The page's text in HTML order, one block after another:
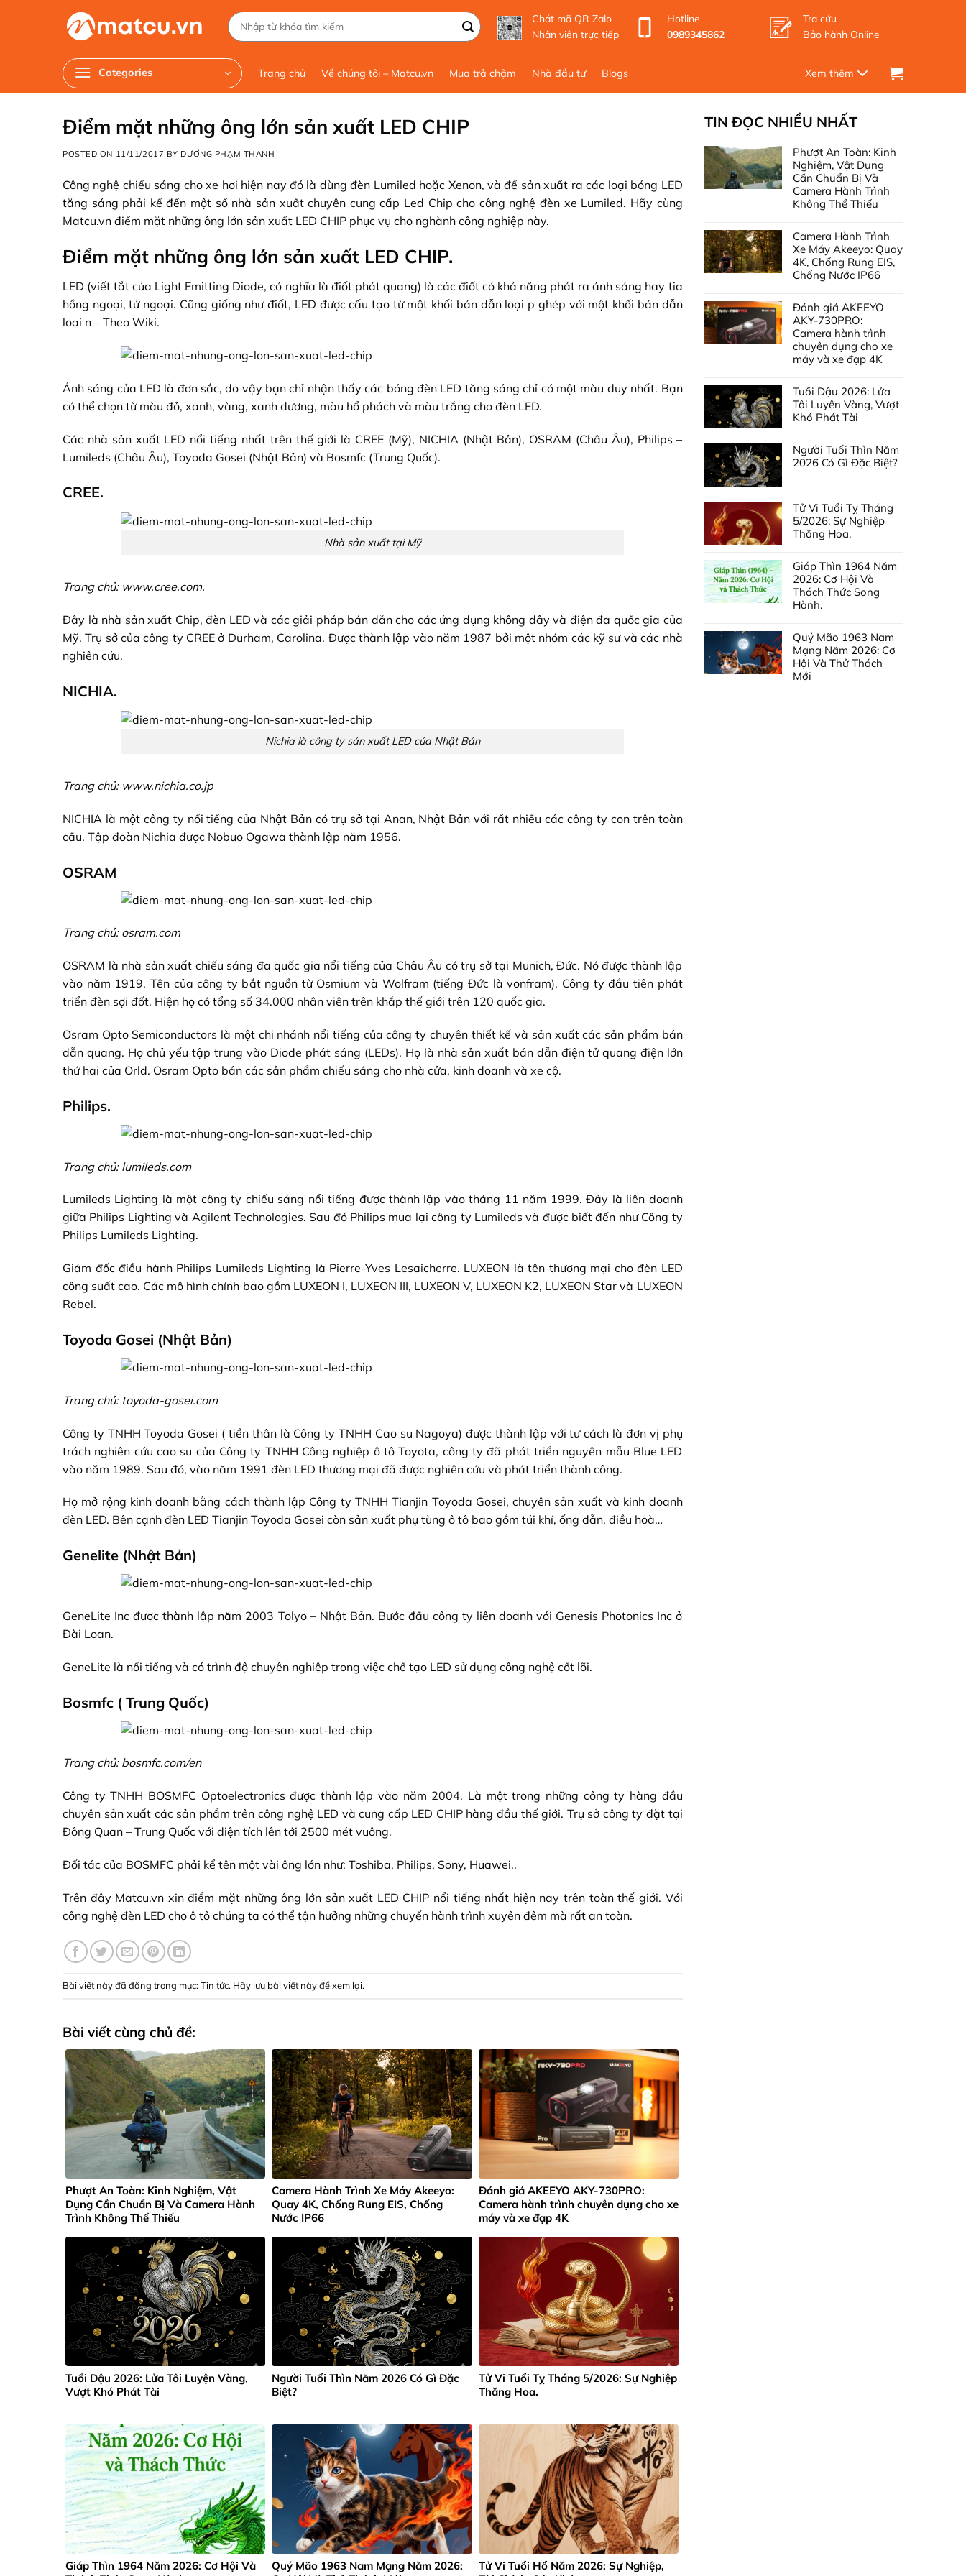
Tìm
kiếm:
Chát mã QR Zalo
Nhân viên trực tiếp
Hotline
0989345862
Tra cứu
Bảo hành Online
Categories Trang chủ Về chúng tôi – Matcu.vn Mua trả chậm Nhà đầu tư Blogs
Điểm mặt những ông lớn sản xuất LED CHIP
POSTED ON 11/11/2017 BY DƯƠNG PHẠM THANH
Công nghệ chiếu sáng cho xe hơi hiện nay đó là dùng đèn Lumiled hoặc Xenon, và để sản xuất ra các loại bóng LED
tăng sáng phải kể đến một số nhà sản xuất chuyên cung cấp Led Chip cho công nghệ đèn xe Lumiled. Hãy cùng
Matcu.vn điểm mặt những ông lớn sản xuất LED CHIP phục vụ cho nghành công nghiệp này.
Điểm mặt những ông lớn sản xuất LED CHIP.
LED (viết tắt của Light Emitting Diode, có nghĩa là điốt phát quang) là các điốt có khả năng phát ra ánh sáng hay tia
hồng ngoại, tử ngoại. Cũng giống như điốt, LED được cấu tạo từ một khối bán dẫn loại p ghép với một khối bán dẫn
loại n – Theo Wiki.
Ánh sáng của LED là đơn sắc, do vậy bạn chỉ nhận thấy các bóng đèn LED tăng sáng chỉ có một màu duy nhất. Bạn
có thể chọn từ màu đỏ, xanh, vàng, xanh dương, màu hổ phách và màu trắng cho đèn LED.
Các nhà sản xuất LED nổi tiếng nhất trên thế giới là CREE (Mỹ), NICHIA (Nhật Bản), OSRAM (Châu Âu), Philips –
Lumileds (Châu Âu), Toyoda Gosei (Nhật Bản) và Bosmfc (Trung Quốc).
CREE.
Nhà sản xuất tại Mỹ
Trang chủ: www.cree.com.
Đây là nhà sản xuất Chip, đèn LED và các giải pháp bán dẫn cho các ứng dụng không dây và điện đa quốc gia của
Mỹ. Trụ sở của công ty CREE ở Durham, Carolina. Được thành lập vào năm 1987 bởi một nhóm các kỹ sư và các nhà
nghiên cứu.
NICHIA.
Nichia là công ty sản xuất LED của Nhật Bản
Trang chủ: www.nichia.co.jp
NICHIA là một công ty nổi tiếng của Nhật Bản có trụ sở tại Anan, Nhật Bản với rất nhiều các công ty con trên toàn
cầu. Tập đoàn Nichia được Nobuo Ogawa thành lập năm 1956.
OSRAM
Trang chủ: osram.com
OSRAM là nhà sản xuất chiếu sáng đa quốc gia nổi tiếng của Châu Âu có trụ sở tại Munich, Đức. Nó được thành lập
vào năm 1919. Tên của công ty bắt nguồn từ Osmium và Wolfram (tiếng Đức là vonfram). Công ty đầu tiên phát
triển đèn sợi đốt. Hiện họ có tổng số 34.000 nhân viên trên khắp thế giới trên 120 quốc gia.
Osram Opto Semiconductors là một chi nhánh nổi tiếng của công ty chuyên thiết kế và sản xuất các sản phẩm bán
dẫn quang. Họ chủ yếu tập trung vào Diode phát sáng (LEDs). Họ là nhà sản xuất bán dẫn điện tử quang điện lớn
thứ hai của Orld. Osram Opto bán các sản phẩm chiếu sáng cho nhà cửa, kinh doanh và xe cộ.
Philips.
Trang chủ: lumileds.com
Lumileds Lighting là một công ty chiếu sáng nổi tiếng được thành lập vào tháng 11 năm 1999. Đây là liên doanh
giữa Philips Lighting và Agilent Technologies. Sau đó Philips mua lại công ty Lumileds và được biết đến như Công ty
Philips Lumileds Lighting.
Giám đốc điều hành Philips Lumileds Lighting là Pierre-Yves Lesaicherre. LUXEON là tên thương mại cho đèn LED
công suất cao. Các mô hình chính bao gồm LUXEON I, LUXEON III, LUXEON V, LUXEON K2, LUXEON Star và LUXEON
Rebel.
Toyoda Gosei (Nhật Bản)
Trang chủ: toyoda-gosei.com
Công ty TNHH Toyoda Gosei ( tiền thân là Công ty TNHH Cao su Nagoya) được thành lập với tư cách là đơn vị phụ
trách nghiên cứu cao su của Công ty TNHH Công nghiệp ô tô Toyota, công ty đã phát triển nguyên mẫu Blue LED
vào năm 1989. Sau đó, vào năm 1991 đèn LED thương mại đã được nghiên cứu và phát triển thành công.
Họ mở rộng kinh doanh bằng cách thành lập Công ty TNHH Tianjin Toyoda Gosei, chuyên sản xuất và kinh doanh
đèn LED. Bên cạnh đèn LED Tianjin Toyoda Gosei còn sản xuất phụ tùng ô tô bao gồm túi khí, ống dẫn, điều hoà…
Genelite (Nhật Bản)
GeneLite Inc được thành lập năm 2003 Tolyo – Nhật Bản. Bước đầu công ty liên doanh với Genesis Photonics Inc ở
Đài Loan.
GeneLite là nổi tiếng và có trình độ chuyên nghiệp trong việc chế tạo LED sử dụng công nghệ cốt lõi.
Bosmfc ( Trung Quốc)
Trang chủ: bosmfc.com/en
Công ty TNHH BOSMFC Optoelectronics được thành lập vào năm 2004. Là một trong những công ty hàng đầu
chuyên sản xuất các sản phẩm trên công nghệ LED và cung cấp LED CHIP hàng đầu thế giới. Trụ sở công ty đặt tại
Đông Quan – Trung Quốc với diện tích lên tới 2500 mét vuông.
Đối tác của BOSMFC phải kể tên một vài ông lớn như: Toshiba, Philips, Sony, Huawei..
Trên đây Matcu.vn xin điểm mặt những ông lớn sản xuất LED CHIP nổi tiếng nhất hiện nay trên toàn thế giới. Với
công nghệ đèn LED cho ô tô chúng ta có thể tận hưởng những chuyến hành trình xuyên đêm mà rất an toàn.
Bài viết này đã đăng trong mục:Tin tức. Hãy lưu bài viết này để xem lại.
Bài viết cùng chủ đề:
Phượt An Toàn: Kinh Nghiệm, Vật
Dụng Cần Chuẩn Bị Và Camera Hành
Trình Không Thể Thiếu
Camera Hành Trình Xe Máy Akeeyo:
Quay 4K, Chống Rung EIS, Chống
Nước IP66
Đánh giá AKEEYO AKY-730PRO:
Camera hành trình chuyên dụng cho xe
máy và xe đạp 4K
Tuổi Dậu 2026: Lửa Tôi Luyện Vàng,
Vượt Khó Phát Tài
Người Tuổi Thìn Năm 2026 Có Gì Đặc
Biệt?
Tử Vi Tuổi Tỵ Tháng 5/2026: Sự Nghiệp
Thăng Hoa.
Giáp Thìn 1964 Năm 2026: Cơ Hội Và
Quý Mão 1963 Nam Mạng Năm 2026:
Tử Vi Tuổi Hổ Năm 2026: Sự Nghiệp,
TIN ĐỌC NHIỀU NHẤT
Phượt An Toàn: Kinh
Nghiệm, Vật Dụng
Cần Chuẩn Bị Và
Camera Hành Trình
Không Thể Thiếu
Camera Hành Trình
Xe Máy Akeeyo: Quay
4K, Chống Rung EIS,
Chống Nước IP66
Đánh giá AKEEYO
AKY-730PRO:
Camera hành trình
chuyên dụng cho xe
máy và xe đạp 4K
Tuổi Dậu 2026: Lửa
Tôi Luyện Vàng, Vượt
Khó Phát Tài
Người Tuổi Thìn Năm
2026 Có Gì Đặc Biệt?
Tử Vi Tuổi Tỵ Tháng
5/2026: Sự Nghiệp
Thăng Hoa.
Giáp Thìn 1964 Năm
2026: Cơ Hội Và
Thách Thức Song
Hành.
Quý Mão 1963 Nam
Mạng Năm 2026: Cơ
Hội Và Thử Thách
Mới